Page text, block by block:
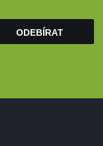
ODEBÍRAT